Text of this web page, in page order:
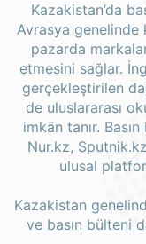
Kazakistan’da
Avrasya genelinde
pazarda
etmesini sağlar.
gerçekleştirilen
de uluslararası
imkân tanır.
Nur.kz,
ulusal
Kazakistan
ve basın bülteni